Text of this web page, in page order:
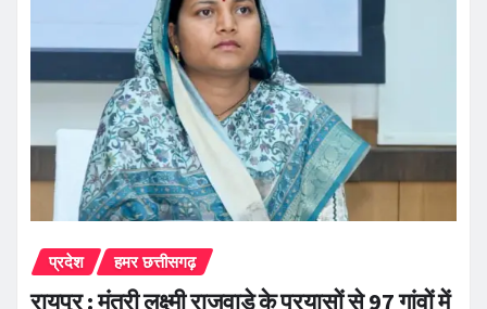
प्रदेश हमर छत्तीसगढ़
रायपुर : मंत्री लक्ष्मी राजवाड़े के प्रयासों से 97 गांवों में